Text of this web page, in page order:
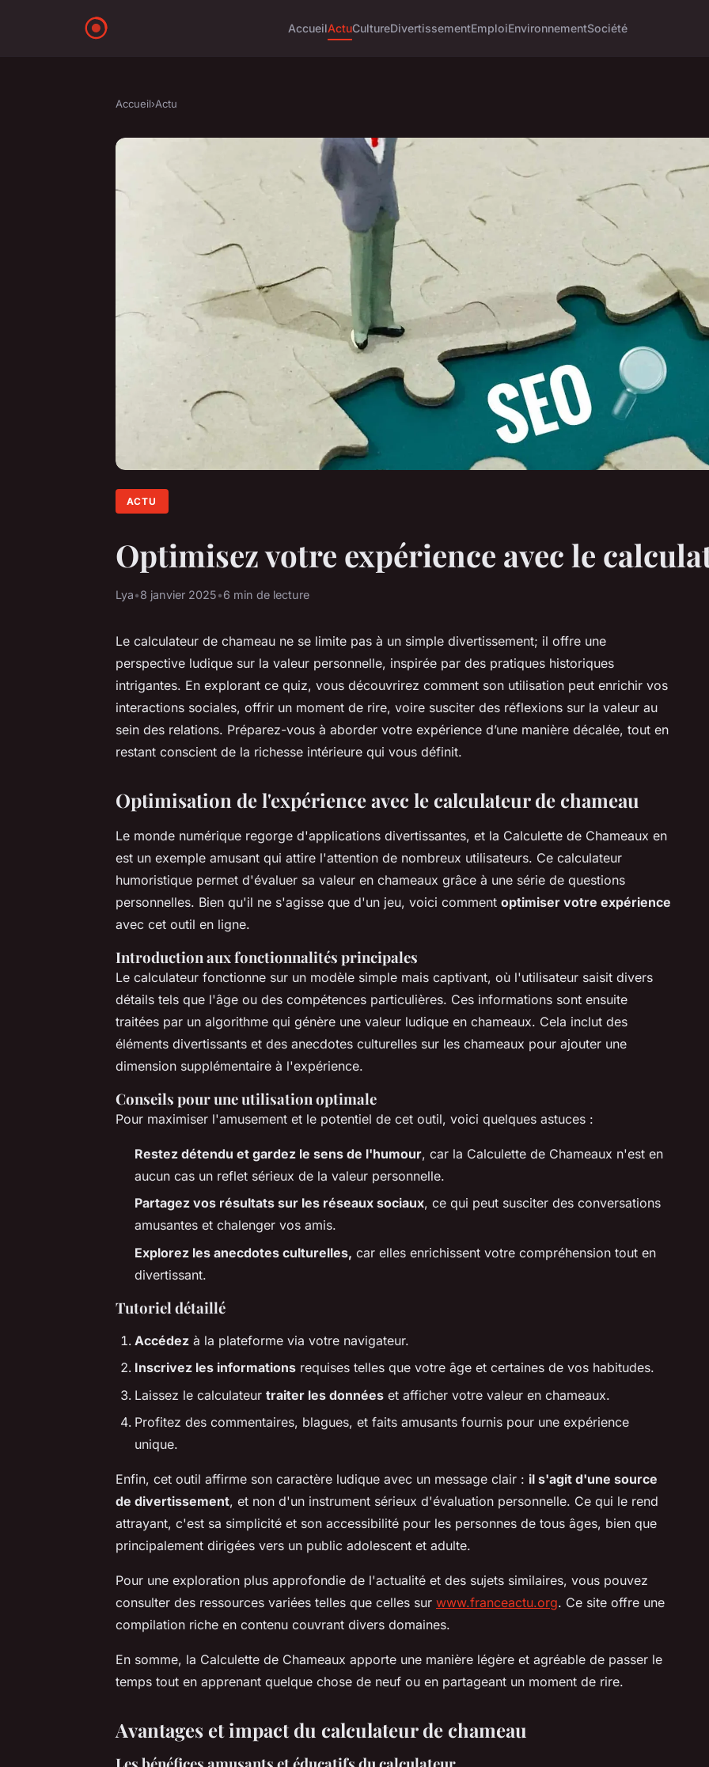
AccueilActuCultureDivertissementEmploiEnvironnementSociété
Accueil›Actu
ACTU
Optimisez votre expérience avec le
Lya•8 janvier 2025•6 min de lecture
Le calculateur de chameau ne se limite pas à un simple divertissement; il offre une
perspective ludique sur la valeur personnelle, inspirée par des pratiques historiques
intrigantes. En explorant ce quiz, vous découvrirez comment son utilisation peut enrichir vos
interactions sociales, offrir un moment de rire, voire susciter des réflexions sur la valeur au
sein des relations. Préparez-vous à aborder votre expérience d’une manière décalée, tout en
restant conscient de la richesse intérieure qui vous définit.
Optimisation de l'expérience avec le calculateur de chameau
Le monde numérique regorge d'applications divertissantes, et la Calculette de Chameaux en
est un exemple amusant qui attire l'attention de nombreux utilisateurs. Ce calculateur
humoristique permet d'évaluer sa valeur en chameaux grâce à une série de questions
personnelles. Bien qu'il ne s'agisse que d'un jeu, voici comment optimiser votre expérience
avec cet outil en ligne.
Introduction aux fonctionnalités principales
Le calculateur fonctionne sur un modèle simple mais captivant, où l'utilisateur saisit divers
détails tels que l'âge ou des compétences particulières. Ces informations sont ensuite
traitées par un algorithme qui génère une valeur ludique en chameaux. Cela inclut des
éléments divertissants et des anecdotes culturelles sur les chameaux pour ajouter une
dimension supplémentaire à l'expérience.
Conseils pour une utilisation optimale
Pour maximiser l'amusement et le potentiel de cet outil, voici quelques astuces :
Restez détendu et gardez le sens de l'humour, car la Calculette de Chameaux n'est en
aucun cas un reflet sérieux de la valeur personnelle.
Partagez vos résultats sur les réseaux sociaux, ce qui peut susciter des conversations
amusantes et chalenger vos amis.
Explorez les anecdotes culturelles, car elles enrichissent votre compréhension tout en
divertissant.
Tutoriel détaillé
Accédez à la plateforme via votre navigateur.
Inscrivez les informations requises telles que votre âge et certaines de vos habitudes.
Laissez le calculateur traiter les données et afficher votre valeur en chameaux.
Profitez des commentaires, blagues, et faits amusants fournis pour une expérience
unique.
Enfin, cet outil affirme son caractère ludique avec un message clair : il s'agit d'une source
de divertissement, et non d'un instrument sérieux d'évaluation personnelle. Ce qui le rend
attrayant, c'est sa simplicité et son accessibilité pour les personnes de tous âges, bien que
principalement dirigées vers un public adolescent et adulte.
Pour une exploration plus approfondie de l'actualité et des sujets similaires, vous pouvez
consulter des ressources variées telles que celles sur www.franceactu.org. Ce site offre une
compilation riche en contenu couvrant divers domaines.
En somme, la Calculette de Chameaux apporte une manière légère et agréable de passer le
temps tout en apprenant quelque chose de neuf ou en partageant un moment de rire.
Avantages et impact du calculateur de chameau